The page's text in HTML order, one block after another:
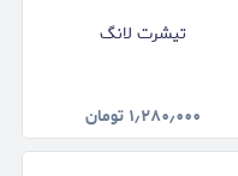
تیشرت لانگ
۱٫۲۸۰٫۰۰۰ تومان